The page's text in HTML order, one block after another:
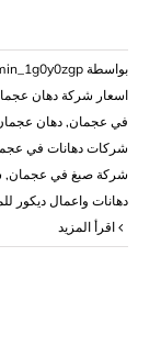
بواسطة
‏اسعار شركة دهان
في عجمان, دهان
شركات دهانات في
شركة صبغ في عجمان,
دهانات واعمال ديكور